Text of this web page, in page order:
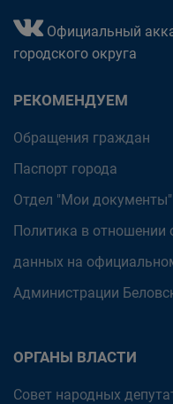
Официальный
городского округа
РЕКОМЕНДУЕМ
Обращения граждан
Паспорт города
Отдел "Мои
Политика в отношении
данных на
Администрации
ОРГАНЫ ВЛАСТИ
Совет народных